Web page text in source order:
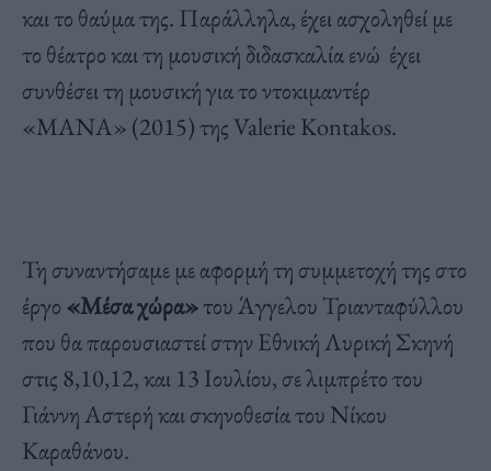
και το θαύμα της. Παράλληλα, έχει ασχοληθεί με
το θέατρο και τη μουσική διδασκαλία ενώ έχει
συνθέσει τη μουσική για το ντοκιμαντέρ
«ΜΑΝΑ» (2015) της Valerie Kontakos.
Τη συναντήσαμε με αφορμή τη συμμετοχή της στο
έργο «Μέσα χώρα»του Άγγελου Τριανταφύλλου
που θα παρουσιαστεί στην Εθνική Λυρική Σκηνή
στις 8,10,12, και 13 Ιουλίου, σε λιμπρέτο του
Γιάννη Αστερή και σκηνοθεσία του Νίκου
Καραθάνου.